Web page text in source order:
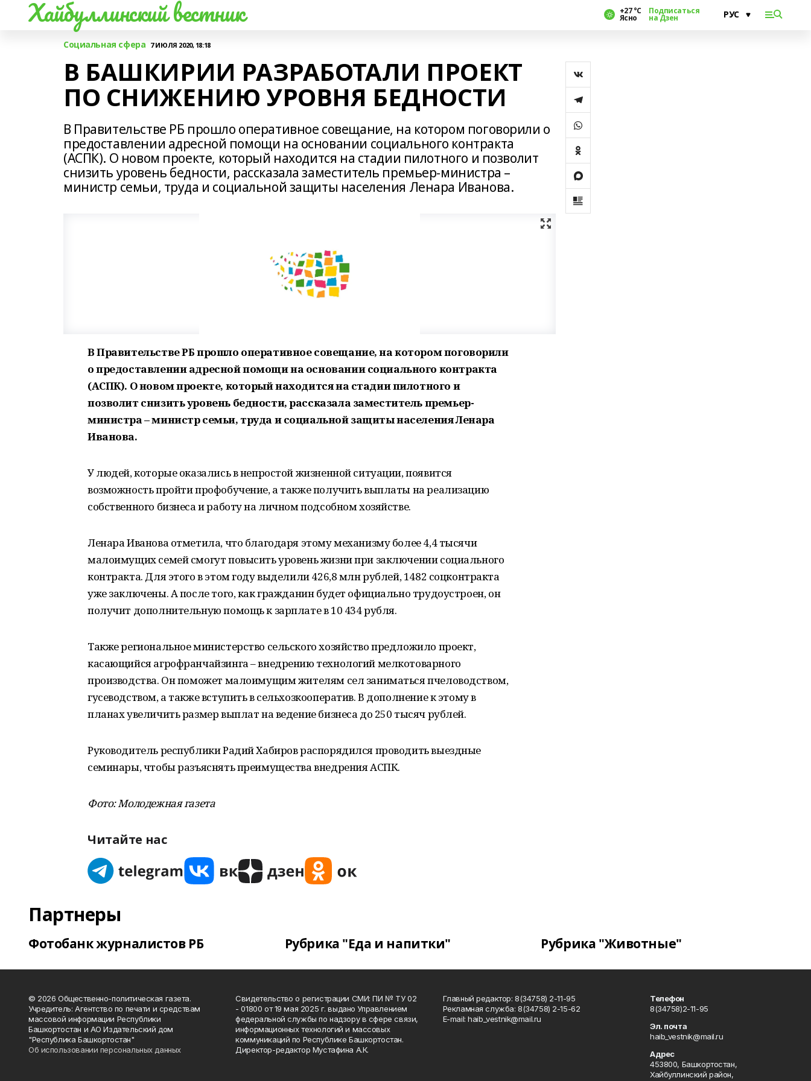
Хайбуллинский вестник +27 °С
Ясно
Подписаться
на Дзен
Социальная сфера 7 ИЮЛЯ 2020, 18:18
В БАШКИРИИ РАЗРАБОТАЛИ ПРОЕКТ
ПО СНИЖЕНИЮ УРОВНЯ БЕДНОСТИ
В Правительстве РБ прошло оперативное совещание, на котором поговорили о
предоставлении адресной помощи на основании социального контракта
(АСПК). О новом проекте, который находится на стадии пилотного и позволит
снизить уровень бедности, рассказала заместитель премьер-министра –
министр семьи, труда и социальной защиты населения Ленара Иванова.
В Правительстве РБ прошло оперативное совещание, на котором поговорили
о предоставлении адресной помощи на основании социального контракта
(АСПК). О новом проекте, который находится на стадии пилотного и
позволит снизить уровень бедности, рассказала заместитель премьер-
министра – министр семьи, труда и социальной защиты населения Ленара
Иванова.
У людей, которые оказались в непростой жизненной ситуации, появится
возможность пройти профобучение, а также получить выплаты на реализацию
собственного бизнеса и работу на личном подсобном хозяйстве.
Ленара Иванова отметила, что благодаря этому механизму более 4,4 тысячи
малоимущих семей смогут повысить уровень жизни при заключении социального
контракта. Для этого в этом году выделили 426,8 млн рублей, 1482 соцконтракта
уже заключены. А после того, как гражданин будет официально трудоустроен, он
получит дополнительную помощь к зарплате в 10 434 рубля.
Также региональное министерство сельского хозяйство предложило проект,
касающийся агрофранчайзинга – внедрению технологий мелкотоварного
производства. Он поможет малоимущим жителям сел заниматься пчеловодством,
гусеводством, а также вступить в сельхозкооператив. В дополнение к этому в
планах увеличить размер выплат на ведение бизнеса до 250 тысяч рублей.
Руководитель республики Радий Хабиров распорядился проводить выездные
семинары, чтобы разъяснять преимущества внедрения АСПК.
Фото: Молодежная газета
Читайте нас
Партнеры
Фотобанк журналистов РБ Рубрика "Еда и напитки" Рубрика "Животные"
© 2026 Общественно-политическая газета.
Учредитель: Агентство по печати и средствам
массовой информации Республики
Башкортостан и АО Издательский дом
"Республика Башкортостан"
Об использовании персональных данных
Свидетельство о регистрации СМИ: ПИ № ТУ 02
- 01800 от 19 мая 2025 г. выдано Управлением
федеральной службы по надзору в сфере связи,
информационных технологий и массовых
коммуникаций по Республике Башкортостан.
Директор-редактор Мустафина А.К.
Главный редактор: 8(34758) 2-11-95
Рекламная служба: 8(34758) 2-15-62
Е-mаil: haib_vestnik@mail.ru
Телефон
8(34758)2-11-95
Эл. почта
haib_vestnik@mail.ru
Адрес
453800, Башкортостан,
Хайбуллинский район,